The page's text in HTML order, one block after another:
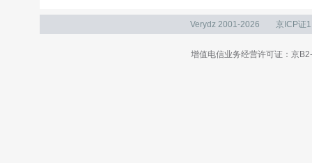
Verydz 2001-2026 京ICP证
增值电信业务经营许可证：京